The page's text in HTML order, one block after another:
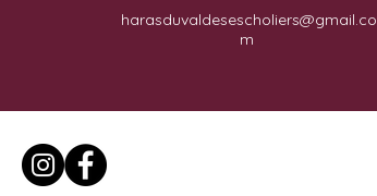
harasduvaldesescholiers@gmail.co
m